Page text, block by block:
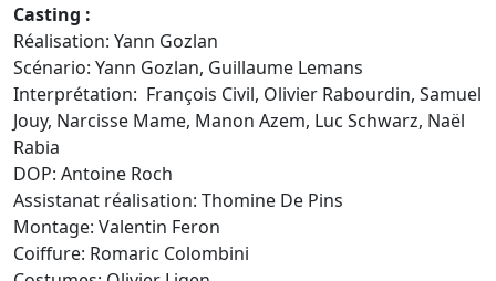
Casting :
Réalisation: Yann Gozlan
Scénario: Yann Gozlan, Guillaume Lemans
Interprétation: François Civil, Olivier Rabourdin, Samuel
Jouy, Narcisse Mame, Manon Azem, Luc Schwarz, Naël
Rabia
DOP: Antoine Roch
Assistanat réalisation: Thomine De Pins
Montage: Valentin Feron
Coiffure: Romaric Colombini